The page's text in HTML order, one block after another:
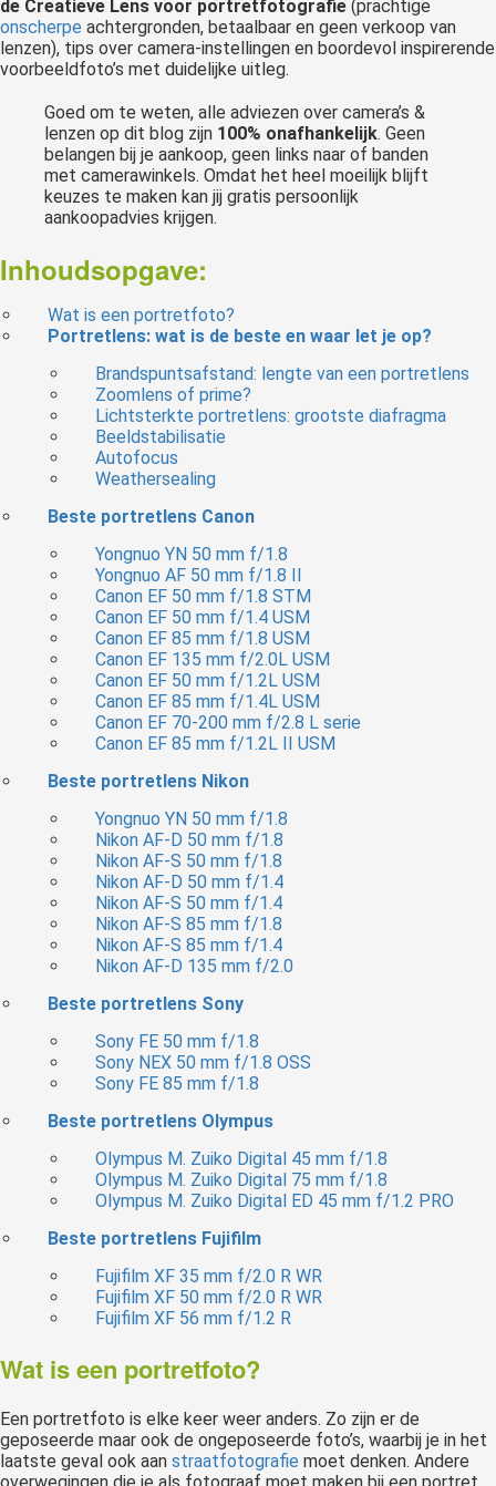
de Creatieve Lens voor portretfotografie (prachtige
onscherpe achtergronden, betaalbaar en geen verkoop van
lenzen), tips over camera-instellingen en boordevol inspirerende
voorbeeldfoto’s met duidelijke uitleg.
Goed om te weten, alle adviezen over camera’s &
lenzen op dit blog zijn 100% onafhankelijk. Geen
belangen bij je aankoop, geen links naar of banden
met camerawinkels. Omdat het heel moeilijk blijft
keuzes te maken kan jij gratis persoonlijk
aankoopadvies krijgen.
Inhoudsopgave:
Wat is een portretfoto?
Portretlens: wat is de beste en waar let je op?
Brandspuntsafstand: lengte van een portretlens
Zoomlens of prime?
Lichtsterkte portretlens: grootste diafragma
Beeldstabilisatie
Autofocus
Weathersealing
Beste portretlens Canon
Yongnuo YN 50 mm f/1.8
Yongnuo AF 50 mm f/1.8 II
Canon EF 50 mm f/1.8 STM
Canon EF 50 mm f/1.4 USM
Canon EF 85 mm f/1.8 USM
Canon EF 135 mm f/2.0L USM
Canon EF 50 mm f/1.2L USM
Canon EF 85 mm f/1.4L USM
Canon EF 70-200 mm f/2.8 L serie
Canon EF 85 mm f/1.2L II USM
Beste portretlens Nikon
Yongnuo YN 50 mm f/1.8
Nikon AF-D 50 mm f/1.8
Nikon AF-S 50 mm f/1.8
Nikon AF-D 50 mm f/1.4
Nikon AF-S 50 mm f/1.4
Nikon AF-S 85 mm f/1.8
Nikon AF-S 85 mm f/1.4
Nikon AF-D 135 mm f/2.0
Beste portretlens Sony
Sony FE 50 mm f/1.8
Sony NEX 50 mm f/1.8 OSS
Sony FE 85 mm f/1.8
Beste portretlens Olympus
Olympus M. Zuiko Digital 45 mm f/1.8
Olympus M. Zuiko Digital 75 mm f/1.8
Olympus M. Zuiko Digital ED 45 mm f/1.2 PRO
Beste portretlens Fujifilm
Fujifilm XF 35 mm f/2.0 R WR
Fujifilm XF 50 mm f/2.0 R WR
Fujifilm XF 56 mm f/1.2 R
Wat is een portretfoto?
Een portretfoto is elke keer weer anders. Zo zijn er de
geposeerde maar ook de ongeposeerde foto’s, waarbij je in het
laatste geval ook aan straatfotografie moet denken. Andere